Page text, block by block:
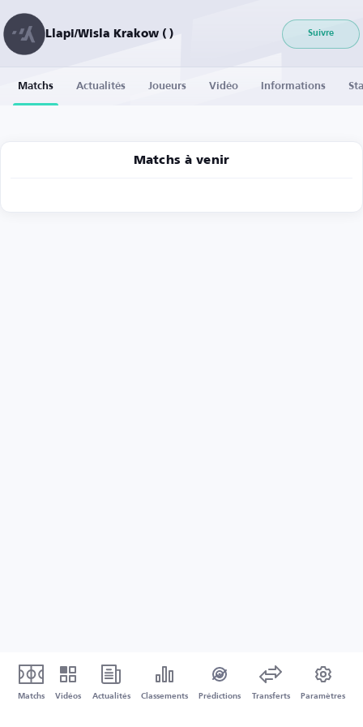
Llapi/Wisla Krakow ( ) Suivre
Matchs Actualités Joueurs Vidéo Informations
Matchs à venir
Matchs Vidéos Actualités Classements Prédictions Transferts Paramètres